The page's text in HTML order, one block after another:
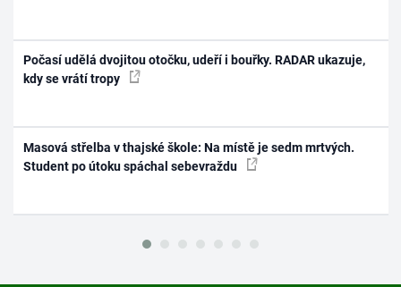
Počasí udělá dvojitou otočku, udeří i bouřky. RADAR ukazuje,
kdy se vrátí tropy
Masová střelba v thajské škole: Na místě je sedm mrtvých.
Student po útoku spáchal sebevraždu